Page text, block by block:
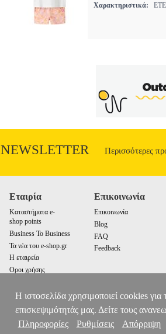
Χαρακτηριστικά:
NEWSLETTER Περισσότερες
Εταιρία
Καταστήματα e-
shop points
Business To Business
Τα νέα του e-shop.gr
Η εταιρεία
Οροι χρήσης
Επικοινωνία
Επικοινωνία
Blog
FAQ
Feedback
Η ιστοσελίδα χρησιμοποιεί cookies
επισκεψιμότητάς μας. Δείτε τους
Πληροφορίες
Ρυθμίσεις Απόρριψη